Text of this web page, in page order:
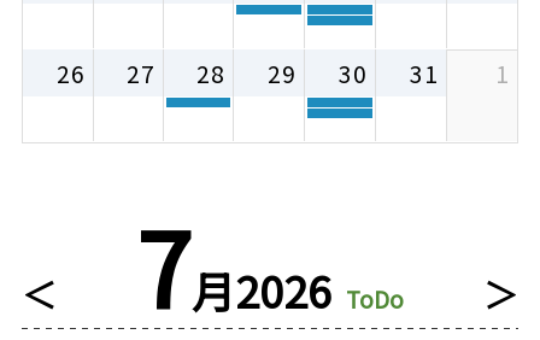
26 27 28 29 30 31 1
＜ 7月2026 ToDo ＞